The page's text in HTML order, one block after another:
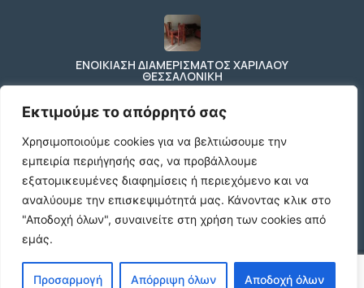
Εκτιμούμε το απόρρητό σας
Χρησιμοποιούμε cookies για να βελτιώσουμε την
εμπειρία περιήγησής σας, να προβάλλουμε
εξατομικευμένες διαφημίσεις ή περιεχόμενο και να
αναλύουμε την επισκεψιμότητά μας. Κάνοντας κλικ στο
"Αποδοχή όλων", συναινείτε στη χρήση των cookies από
εμάς.
Προσαρμογή Απόρριψη όλων Αποδοχή όλων
ΕΝΟΙΚΙΑΣΗ ΔΙΑΜΕΡΙΣΜΑΤΟΣ ΧΑΡΙΛΑΟΥ
ΘΕΣΣΑΛΟΝΙΚΗ
Κωδικος ακινητου Μ480 καταστημα στον
Ευοσμο
€500 /μήνα
© 2026 agx.gr. All rights reserved.